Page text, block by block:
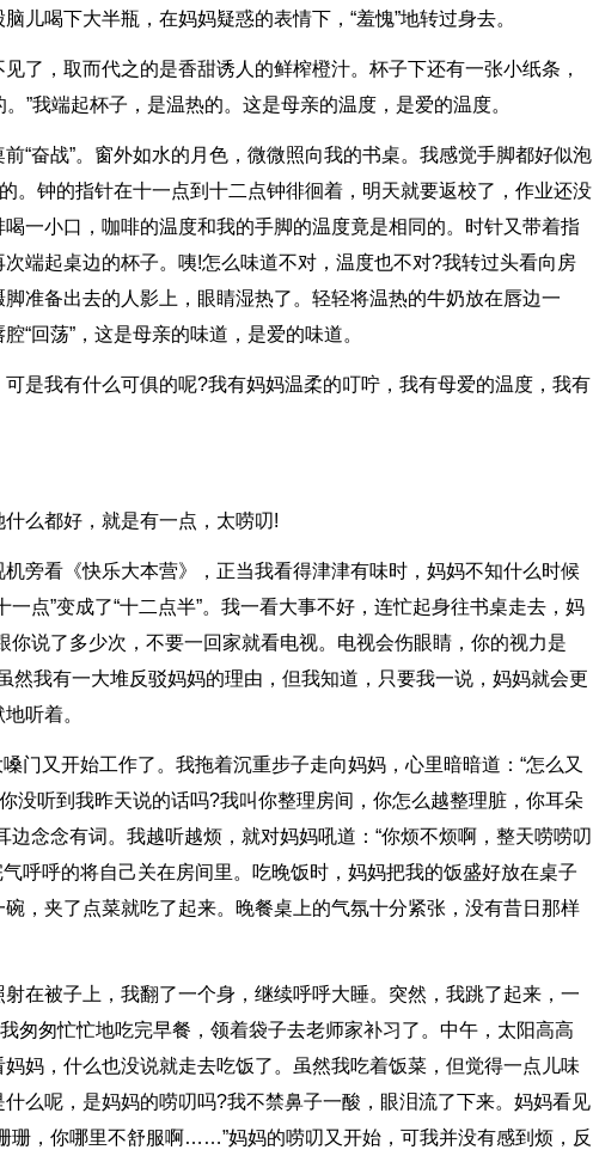
儿喝下大半瓶，在妈妈疑惑的表情下，“羞愧”地转过身去。
了，取而代之的是香甜诱人的鲜榨橙汁。杯子下还有一张小纸条，
。”我端起杯子，是温热的。这是母亲的温度，是爱的温度。
“奋战”。窗外如水的月色，微微照向我的书桌。我感觉手脚都好似泡
。钟的指针在十一点到十二点钟徘徊着，明天就要返校了，作业还没
一小口，咖啡的温度和我的手脚的温度竟是相同的。时针又带着指
端起桌边的杯子。咦!怎么味道不对，温度也不对?我转过头看向房
准备出去的人影上，眼睛湿热了。轻轻将温热的牛奶放在唇边一
“回荡”，这是母亲的味道，是爱的味道。
是我有什么可俱的呢?我有妈妈温柔的叮咛，我有母爱的温度，我有
么都好，就是有一点，太唠叨!
旁看《快乐大本营》，正当我看得津津有味时，妈妈不知什么时候
一点”变成了“十二点半”。我一看大事不好，连忙起身往书桌走去，妈
你说了多少次，不要一回家就看电视。电视会伤眼睛，你的视力是
我有一大堆反驳妈妈的理由，但我知道，只要我一说，妈妈就会更
听着。
门又开始工作了。我拖着沉重步子走向妈妈，心里暗暗道：“怎么又
没听到我昨天说的话吗?我叫你整理房间，你怎么越整理脏，你耳朵
念念有词。我越听越烦，就对妈妈吼道：“你烦不烦啊，整天唠唠叨
呼呼的将自己关在房间里。吃晚饭时，妈妈把我的饭盛好放在桌子
碗，夹了点菜就吃了起来。晚餐桌上的气氛十分紧张，没有昔日那样
在被子上，我翻了一个身，继续呼呼大睡。突然，我跳了起来，一
匆匆忙忙地吃完早餐，领着袋子去老师家补习了。中午，太阳高高
妈，什么也没说就走去吃饭了。虽然我吃着饭菜，但觉得一点儿味
么呢，是妈妈的唠叨吗?我不禁鼻子一酸，眼泪流了下来。妈妈看见
珊，你哪里不舒服啊……”妈妈的唠叨又开始，可我并没有感到烦，反